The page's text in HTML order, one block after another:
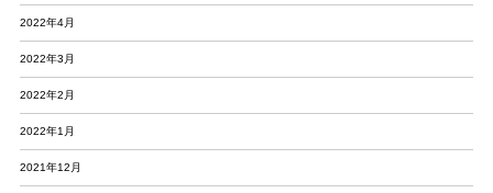
2022年4月
2022年3月
2022年2月
2022年1月
2021年12月